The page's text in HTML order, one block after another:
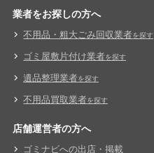
業者をお探しの方へ
不用品・粗大ごみ回収業者を探す
ゴミ屋敷片付け業者を探す
遺品整理業者を探す
不用品買取業者を探す
店舗運営者の方へ
ゴミナビへの出店・掲載